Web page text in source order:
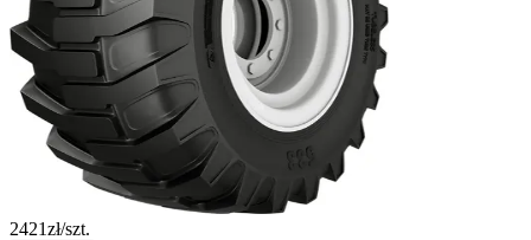
2421zł/szt.